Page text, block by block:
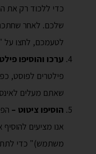
כדי ללכוד רק את
שלכם. לאחר
לטעמכם, לחצו על
ערכו והוסיפו
פילטרים לפוסט,
שאתם מעלים
הוסיפו ציטוט –
אנו מציעים
משתמש)" כדי